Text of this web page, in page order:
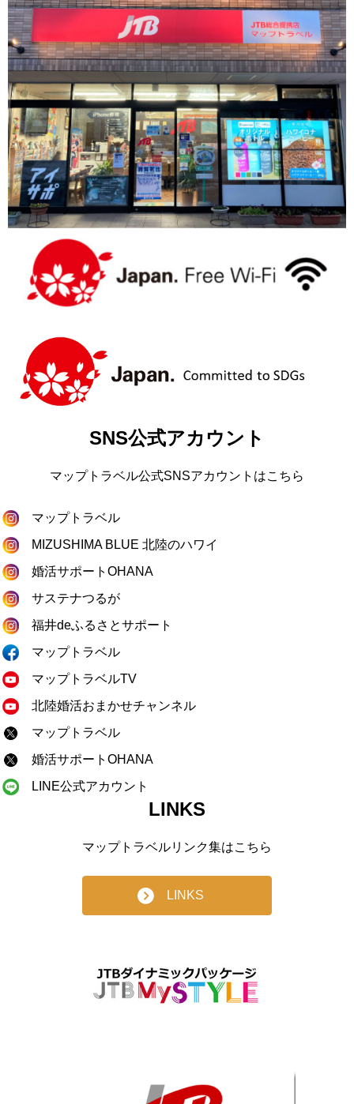
SNS公式アカウント
マップトラベル公式SNSアカウントはこちら
マップトラベル
MIZUSHIMA BLUE 北陸のハワイ
婚活サポートOHANA
サステナつるが
福井deふるさとサポート
マップトラベル
マップトラベルTV
北陸婚活おまかせチャンネル
マップトラベル
婚活サポートOHANA
LINE公式アカウント
LINKS
マップトラベルリンク集はこちら
LINKS